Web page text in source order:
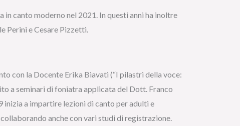
canto moderno nel 2021. In questi anni ha inoltre
Perini e Cesare Pizzetti.
con la Docente Erika Biavati (“I pilastri della voce:
a seminari di foniatra applicata del Dott. Franco
inizia a impartire lezioni di canto per adulti e
anche con vari studi di registrazione.